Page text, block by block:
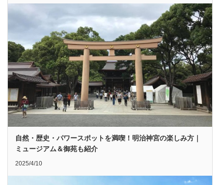
自然・歴史・パワースポットを満喫！明治神宮の楽しみ方｜
ミュージアム＆御苑も紹介
2025/4/10